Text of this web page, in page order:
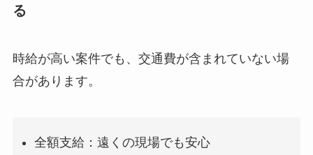
る
時給が高い案件でも、交通費が含まれていない場
合があります。
全額支給：遠くの現場でも安心